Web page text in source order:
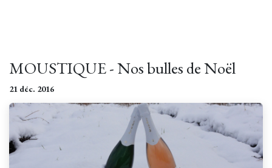
MOUSTIQUE - Nos bulles de Noël
21 déc. 2016